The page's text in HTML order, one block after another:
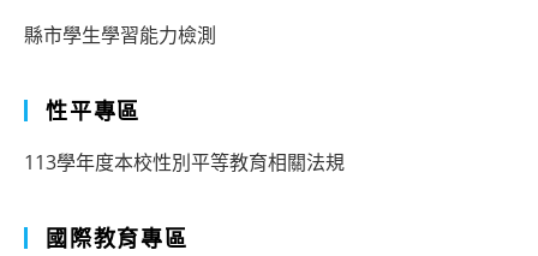
縣市學生學習能力檢測
性平專區
113學年度本校性別平等教育相關法規
國際教育專區